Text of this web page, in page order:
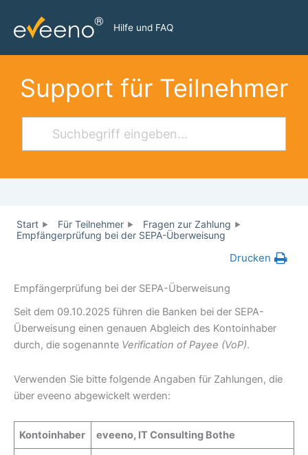
Inhalt
springen
Hilfe und FAQ
Support für Teilnehmer
Start Für Teilnehmer
Fragen zur Zahlung
Empfängerprüfung bei der SEPA-Überweisung
Drucken
Empfängerprüfung bei der SEPA-Überweisung
Seit dem 09.10.2025 führen die Banken bei der SEPA-
Überweisung einen genauen Abgleich des Kontoinhaber
durch, die sogenannte Verification of Payee (VoP).
Verwenden Sie bitte folgende Angaben für Zahlungen, die
über eveeno abgewickelt werden:
Kontoinhaber eveeno, IT Consulting Bothe